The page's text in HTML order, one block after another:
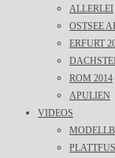
ALLERLEI
OSTSEE
ERFURT
ROM 2014
APULIEN
VIDEOS